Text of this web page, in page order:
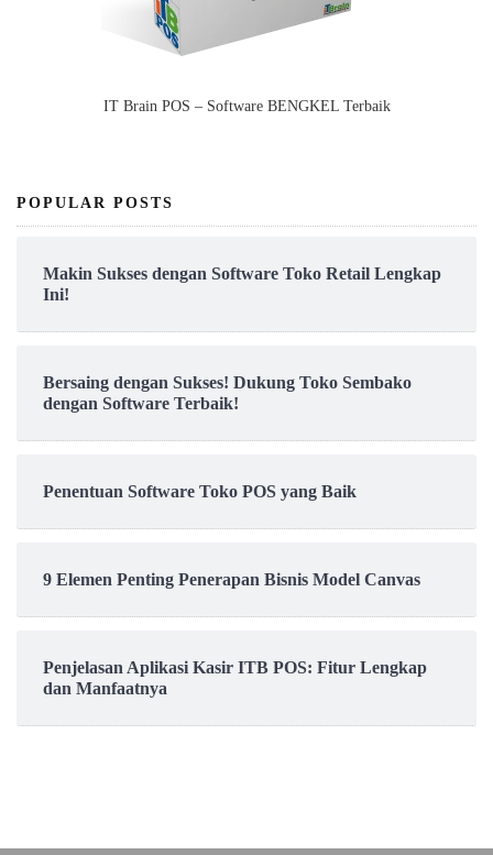
IT Brain POS – Software BENGKEL Terbaik
POPULAR POSTS
Makin Sukses dengan Software Toko Retail Lengkap
Ini!
Bersaing dengan Sukses! Dukung Toko Sembako
dengan Software Terbaik!
Penentuan Software Toko POS yang Baik
9 Elemen Penting Penerapan Bisnis Model Canvas
Penjelasan Aplikasi Kasir ITB POS: Fitur Lengkap
dan Manfaatnya